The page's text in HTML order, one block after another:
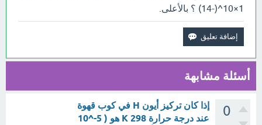
1×10^(-14) ؟ بالأعلى.
أسئلة مشابهة
0
إذا كان تركيز أيون H في كوب قهوة
عند درجة حرارة 298 K هو ( 5-^10